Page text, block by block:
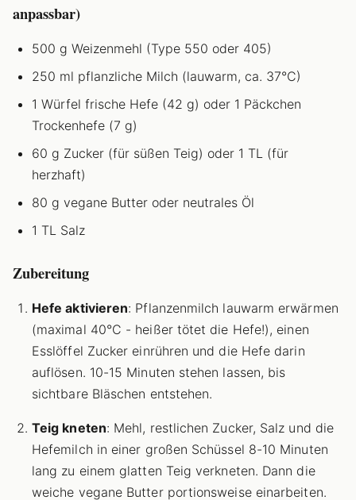
anpassbar)
500 g Weizenmehl (Type 550 oder 405)
250 ml pflanzliche Milch (lauwarm, ca. 37°C)
1 Würfel frische Hefe (42 g) oder 1 Päckchen
Trockenhefe (7 g)
60 g Zucker (für süßen Teig) oder 1 TL (für
herzhaft)
80 g vegane Butter oder neutrales Öl
1 TL Salz
Zubereitung
Hefe aktivieren: Pflanzenmilch lauwarm erwärmen
(maximal 40°C - heißer tötet die Hefe!), einen
Esslöffel Zucker einrühren und die Hefe darin
auflösen. 10-15 Minuten stehen lassen, bis
sichtbare Bläschen entstehen.
Teig kneten: Mehl, restlichen Zucker, Salz und die
Hefemilch in einer großen Schüssel 8-10 Minuten
lang zu einem glatten Teig verkneten. Dann die
weiche vegane Butter portionsweise einarbeiten.